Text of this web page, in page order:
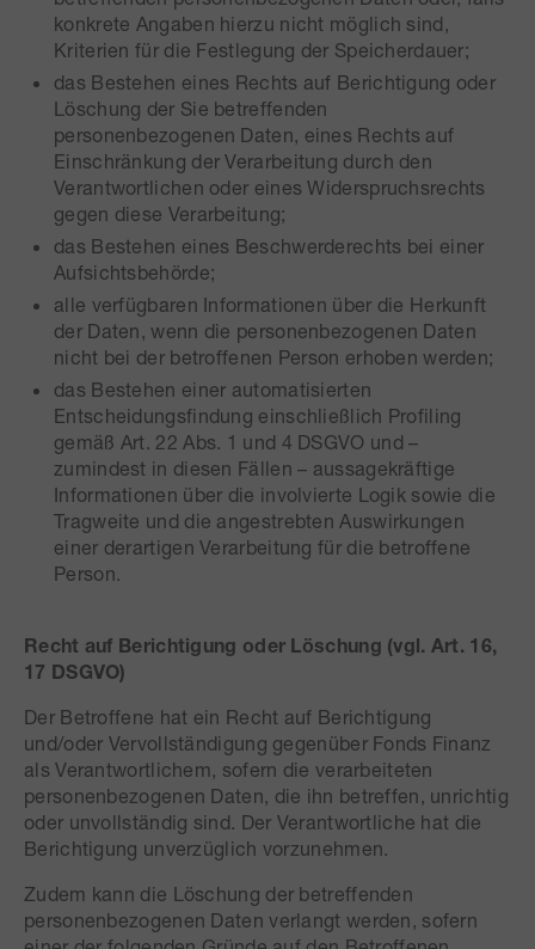
konkrete Angaben hierzu nicht möglich sind,
Kriterien für die Festlegung der Speicherdauer;
das Bestehen eines Rechts auf Berichtigung oder
Löschung der Sie betreffenden
personenbezogenen Daten, eines Rechts auf
Einschränkung der Verarbeitung durch den
Verantwortlichen oder eines Widerspruchsrechts
gegen diese Verarbeitung;
das Bestehen eines Beschwerderechts bei einer
Aufsichtsbehörde;
alle verfügbaren Informationen über die Herkunft
der Daten, wenn die personenbezogenen Daten
nicht bei der betroffenen Person erhoben werden;
das Bestehen einer automatisierten
Entscheidungsfindung einschließlich Profiling
gemäß Art. 22 Abs. 1 und 4 DSGVO und –
zumindest in diesen Fällen – aussagekräftige
Informationen über die involvierte Logik sowie die
Tragweite und die angestrebten Auswirkungen
einer derartigen Verarbeitung für die betroffene
Person.
Recht auf Berichtigung oder Löschung (vgl. Art. 16,
17 DSGVO)
Der Betroffene hat ein Recht auf Berichtigung
und/oder Vervollständigung gegenüber Fonds Finanz
als Verantwortlichem, sofern die verarbeiteten
personenbezogenen Daten, die ihn betreffen, unrichtig
oder unvollständig sind. Der Verantwortliche hat die
Berichtigung unverzüglich vorzunehmen.
Zudem kann die Löschung der betreffenden
personenbezogenen Daten verlangt werden, sofern